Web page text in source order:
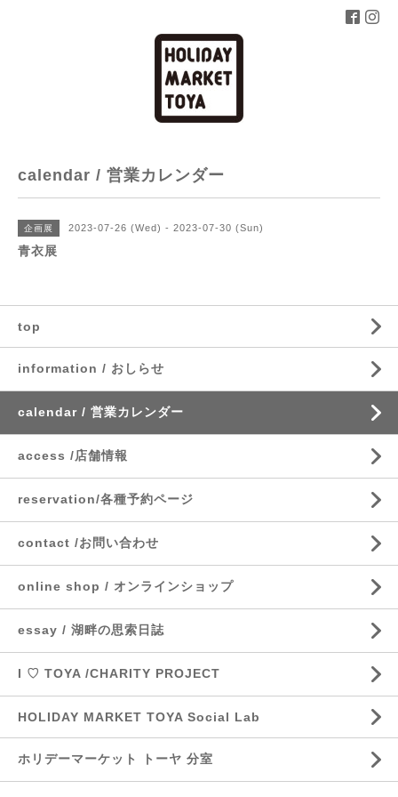
calendar / 営業カレンダー
企画展 2023-07-26 (Wed) - 2023-07-30 (Sun)
青衣展
top
information / おしらせ
calendar / 営業カレンダー
access /店舗情報
reservation/各種予約ページ
contact /お問い合わせ
online shop / オンラインショップ
essay / 湖畔の思索日誌
I ♡ TOYA /CHARITY PROJECT
HOLIDAY MARKET TOYA Social Lab
ホリデーマーケット トーヤ 分室